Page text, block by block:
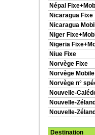
Népal
Nicaragua Fixe
Nicaragua
Niger
Nigeria
Niue Fixe
Norvège Fixe
Norvège Mobile
Norvège n°
Nouvelle-
Nouvelle-
Nouvelle-
Destination